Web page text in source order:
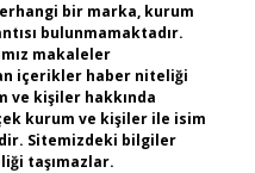
bir marka, kurum
bulunmamaktadır.
makaleler
içerikler haber niteliği
ve kişiler hakkında
kurum ve kişiler ile isim
Sitemizdeki bilgiler
taşımazlar.